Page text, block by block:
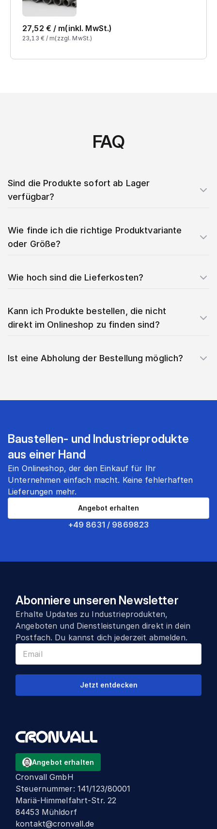
27,52 € / m(inkl. MwSt.)
23,13 € / m(zzgl. MwSt.)
FAQ
Sind die Produkte sofort ab Lager
verfügbar?
Wie finde ich die richtige Produktvariante
oder Größe?
Wie hoch sind die Lieferkosten?
Kann ich Produkte bestellen, die nicht
direkt im Onlineshop zu finden sind?
Ist eine Abholung der Bestellung möglich?
Baustellen- und Industrieprodukte
aus einer Hand
Ein Onlineshop, der den Einkauf für Ihr
Unternehmen einfach macht. Keine fehlerhaften
Lieferungen mehr.
+49 8631 / 9869823
Angebot erhalten
Abonniere unseren Newsletter
Erhalte Updates zu Industrieprodukten,
Angeboten und Dienstleistungen direkt in dein
Postfach. Du kannst dich jederzeit abmelden.
Jetzt entdecken
Angebot erhalten
Cronvall GmbH
Steuernummer: 141/123/80001
Mariä-Himmelfahrt-Str. 22
84453 Mühldorf
kontakt@cronvall.de